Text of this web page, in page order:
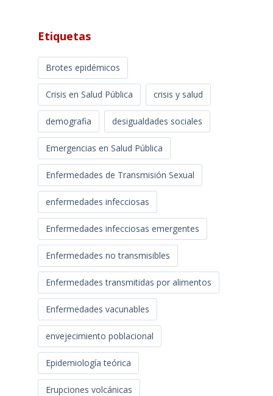
Etiquetas
Brotes epidémicos
Crisis en Salud Pública crisis y salud
demografia desigualdades sociales
Emergencias en Salud Pública
Enfermedades de Transmisión Sexual
enfermedades infecciosas
Enfermedades infecciosas emergentes
Enfermedades no transmisibles
Enfermedades transmitidas por alimentos
Enfermedades vacunables
envejecimiento poblacional
Epidemiología teórica
Erupciones volcánicas